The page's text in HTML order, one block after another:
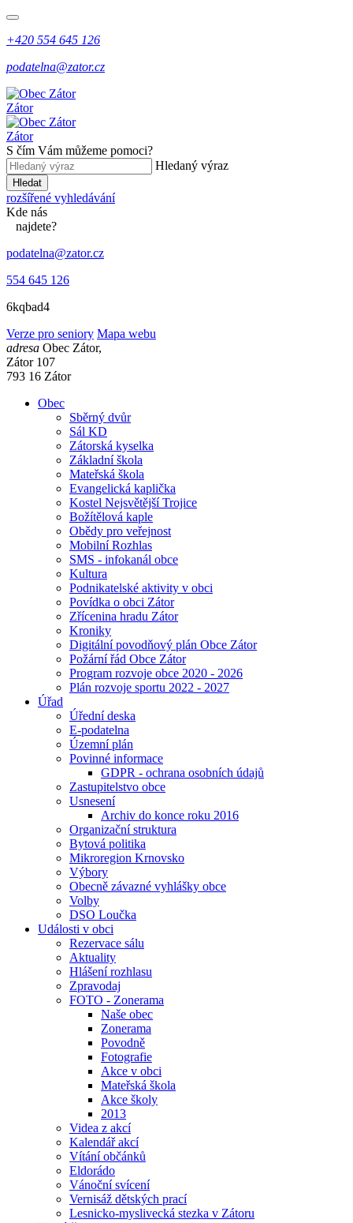
+420 554 645 126
podatelna@zator.cz
Zátor
Zátor
S čím Vám můžeme pomoci?
Hledaný výraz
Hledat
rozšířené vyhledávání
Kde nás
najdete?
podatelna@zator.cz
554 645 126
6kqbad4
Verze pro seniory Mapa webu
adresa Obec Zátor,
Zátor 107
793 16 Zátor
Obec
Sběrný dvůr
Sál KD
Zátorská kyselka
Základní škola
Mateřská škola
Evangelická kaplička
Kostel Nejsvětější Trojice
Božítělová kaple
Obědy pro veřejnost
Mobilní Rozhlas
SMS - infokanál obce
Kultura
Podnikatelské aktivity v obci
Povídka o obci Zátor
Zřícenina hradu Zátor
Kroniky
Digitální povodňový plán Obce Zátor
Požární řád Obce Zátor
Program rozvoje obce 2020 - 2026
Plán rozvoje sportu 2022 - 2027
Úřad
Úřední deska
E-podatelna
Územní plán
Povinné informace
GDPR - ochrana osobních údajů
Zastupitelstvo obce
Usnesení
Archiv do konce roku 2016
Organizační struktura
Bytová politika
Mikroregion Krnovsko
Výbory
Obecně závazné vyhlášky obce
Volby
DSO Loučka
Události v obci
Rezervace sálu
Aktuality
Hlášení rozhlasu
Zpravodaj
FOTO - Zonerama
Naše obec
Zonerama
Povodně
Fotografie
Akce v obci
Mateřská škola
Akce školy
2013
Videa z akcí
Kalendář akcí
Vítání občánků
Eldorádo
Vánoční svícení
Vernisáž dětských prací
Lesnicko-myslivecká stezka v Zátoru